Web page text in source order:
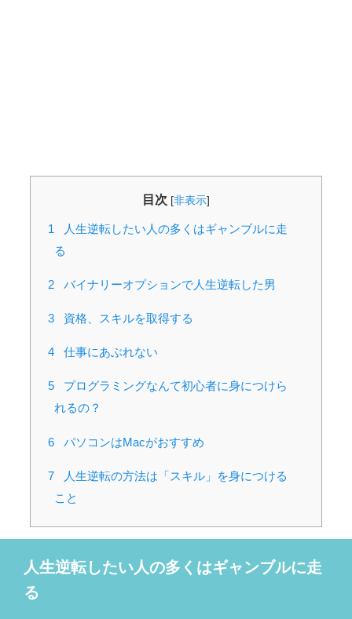
目次 [非表示]
1
人生逆転したい人の多くはギャンブルに走
る
2 バイナリーオプションで人生逆転した男
3 資格、スキルを取得する
4 仕事にあぶれない
5
プログラミングなんて初心者に身につけら
れるの？
6 パソコンはMacがおすすめ
7
人生逆転の方法は「スキル」を身につける
こと
人生逆転したい人の多くはギャンブルに走
る